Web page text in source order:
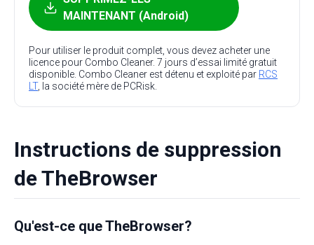
MAINTENANT (Android)
Pour utiliser le produit complet, vous devez acheter une
licence pour Combo Cleaner. 7 jours d’essai limité gratuit
disponible. Combo Cleaner est détenu et exploité par RCS
LT, la société mère de PCRisk.
Instructions de suppression
de TheBrowser
Qu'est-ce que TheBrowser?